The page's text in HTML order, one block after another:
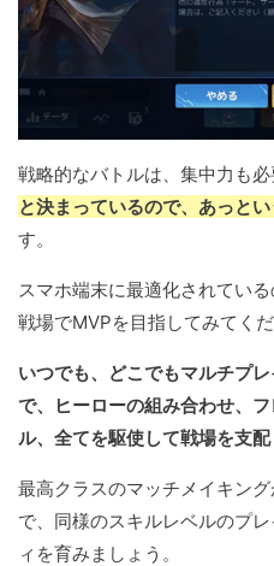
戦略的なバトルは、集中力も必
と決まっているので、あっと
す。
スマホ端末に最適化されてい
戦場でMVPを目指してみてくだ
いつでも、どこでもマルチプ
で、ヒーローの組み合わせ、
ル、全てを駆使して戦場を支配
最高クラスのマッチメイキン
で、同様のスキルレベルのプ
ィを育みましょう。